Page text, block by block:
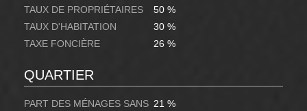
TAUX DE PROPRIÉTAIRES
50 %
TAUX D'HABITATION
30 %
TAXE FONCIÈRE
26 %
QUARTIER
PART DES MÉNAGES SANS 21 %